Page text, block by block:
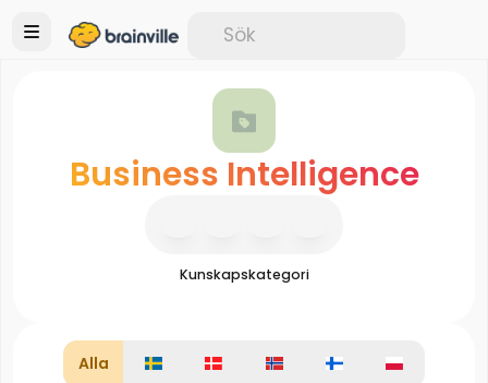
Business Intelligence
Kunskapskategori
Alla